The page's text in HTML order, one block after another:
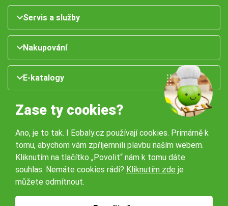
Servis a služby
Nakupování
E-katalogy
Naše pobočky:
Obchodní podmínky
Zase ty cookies?
Ano, je to tak. I Eobaly.cz používají cookies. Primárně k
tomu, abychom vám zpříjemnili plavbu naším webem.
Kliknutím na tlačítko „Povolit“ nám k tomu dáte
souhlas. Nemáte cookies rádi? Kliknutím zde je
můžete odmítnout.